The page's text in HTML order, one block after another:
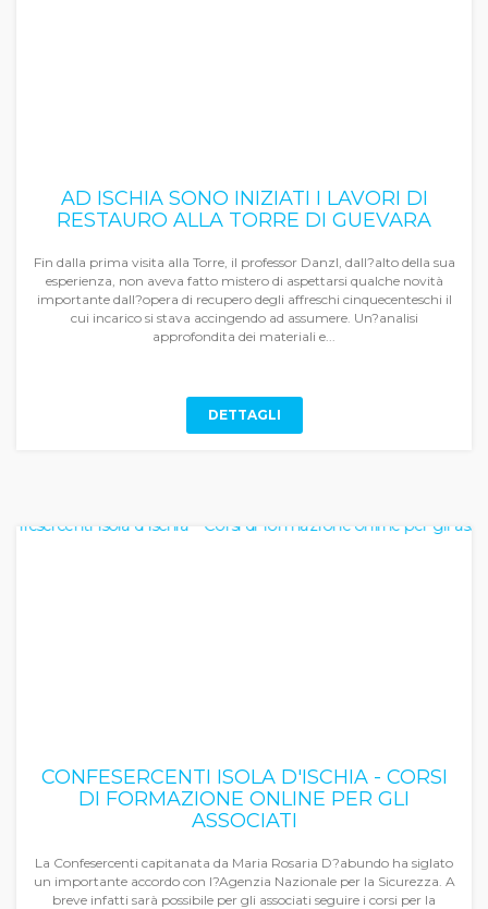
AD ISCHIA SONO INIZIATI I LAVORI DI
RESTAURO ALLA TORRE DI GUEVARA
Fin dalla prima visita alla Torre, il professor Danzl, dall?alto della sua
esperienza, non aveva fatto mistero di aspettarsi qualche novità
importante dall?opera di recupero degli affreschi cinquecenteschi il
cui incarico si stava accingendo ad assumere. Un?analisi
approfondita dei materiali e...
DETTAGLI
CONFESERCENTI ISOLA D'ISCHIA - CORSI
DI FORMAZIONE ONLINE PER GLI
ASSOCIATI
La Confesercenti capitanata da Maria Rosaria D?abundo ha siglato
un importante accordo con l?Agenzia Nazionale per la Sicurezza. A
breve infatti sarà possibile per gli associati seguire i corsi per la